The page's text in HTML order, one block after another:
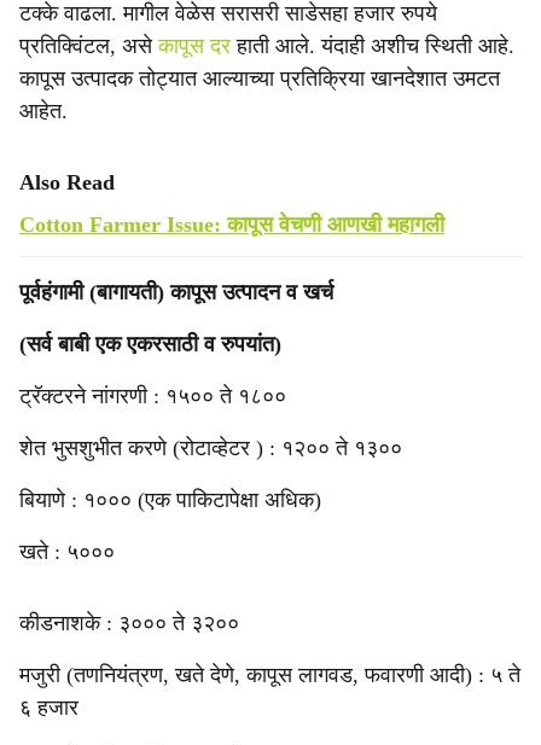
टक्के वाढला. मागील वेळेस सरासरी साडेसहा हजार रुपये
प्रतिक्विंटल, असेकापूस दर हाती आले. यंदाही अशीच स्थिती आहे.
कापूस उत्पादक तोट्यात आल्याच्या प्रतिक्रिया खानदेशात उमटत
आहेत.
Also Read
Cotton Farmer Issue: कापूस वेचणी आणखी महागली
पूर्वहंगामी (बागायती) कापूस उत्पादन व खर्च
(सर्व बाबी एक एकरसाठी व रुपयांत)
ट्रॅक्टरने नांगरणी : १५०० ते १८००
शेत भुसशुभीत करणे (रोटाव्हेटर ) : १२०० ते १३००
बियाणे : १००० (एक पाकिटापेक्षा अधिक)
खते : ५०००
कीडनाशके : ३००० ते ३२००
मजुरी (तणनियंत्रण, खते देणे, कापूस लागवड, फवारणी आदी) : ५ ते
६ हजार